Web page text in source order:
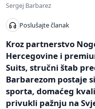
Sergej Barbarez
Poslušajte članak
Kroz partnerstvo
Hercegovine i
Suits, stručni štab
Barbarezom postaje
sporta, domaćeg
privukli pažnju na